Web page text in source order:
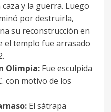
y la guerra. Luego
por destruirla,
su reconstrucción en
el templo fue arrasado
Olimpia: Fue esculpida
con motivo de los
El sátrapa